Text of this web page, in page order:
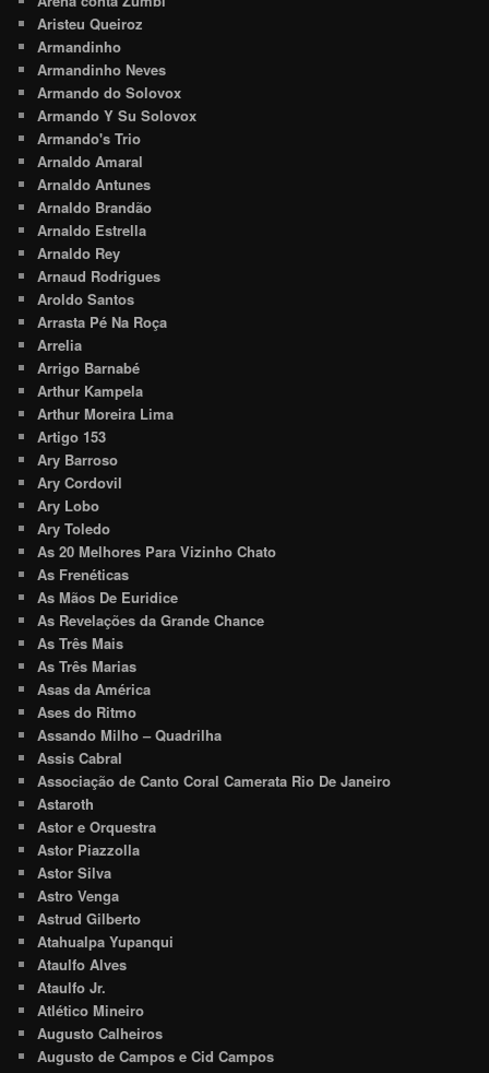
Aristeu Queiroz
Armandinho
Armandinho Neves
Armando do Solovox
Armando Y Su Solovox
Armando's Trio
Arnaldo Amaral
Arnaldo Antunes
Arnaldo Brandão
Arnaldo Estrella
Arnaldo Rey
Arnaud Rodrigues
Aroldo Santos
Arrasta Pé Na Roça
Arrelia
Arrigo Barnabé
Arthur Kampela
Arthur Moreira Lima
Artigo 153
Ary Barroso
Ary Cordovil
Ary Lobo
Ary Toledo
As 20 Melhores Para Vizinho Chato
As Frenéticas
As Mãos De Euridice
As Revelações da Grande Chance
As Três Mais
As Três Marias
Asas da América
Ases do Ritmo
Assando Milho – Quadrilha
Assis Cabral
Associação de Canto Coral Camerata Rio De Janeiro
Astaroth
Astor e Orquestra
Astor Piazzolla
Astor Silva
Astro Venga
Astrud Gilberto
Atahualpa Yupanqui
Ataulfo Alves
Ataulfo Jr.
Atlético Mineiro
Augusto Calheiros
Augusto de Campos e Cid Campos